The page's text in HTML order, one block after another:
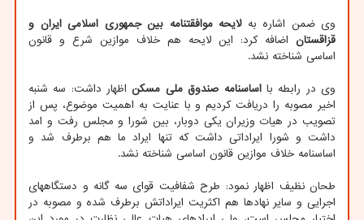
وی ضمن اشاره بهلایحه موافقتنامه بین جمهوری اسلامی ایران و
قزاقستان اضافه کرد: این لایحه هم خلاف موازین شرع و قانون
اساسی شناخته نشد.
وی در رابطه بااساسنامه صندوق ملی مسکناظهار داشت: سه شنبه
اخیر مصوبه را دریافت کردیم و با عنایت به اهمیت موضوع، پس از
تصویب در هیات وزیران یکی دوبار، بین شورا و مجلس رفت و امد
داشت و شورا ایراداتی داشت که تنها ایراد ما هم برطرف شد و
اساسنامه خلاف موازین قانون اساسی شناخته نشد.
طحان نظیف اظهار نمود: طرح شفافیت قوای سه گانه و دستگاههای
اجرایی و سایر نهادها هم اکثریت ایراداتش برطرف شده و مصوبه در